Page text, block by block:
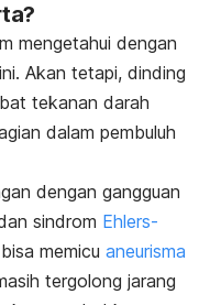
mengetahui dengan
Akan tetapi, dinding
tekanan darah
dalam pembuluh
dengan gangguan
sindrom Ehlers-
memicu aneurisma
tergolong jarang